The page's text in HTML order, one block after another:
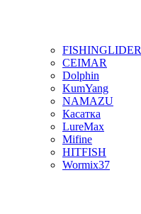
FISHINGLIDER
CEIMAR
Dolphin
KumYang
NAMAZU
Касатка
LureMax
Mifine
HITFISH
Wormix37